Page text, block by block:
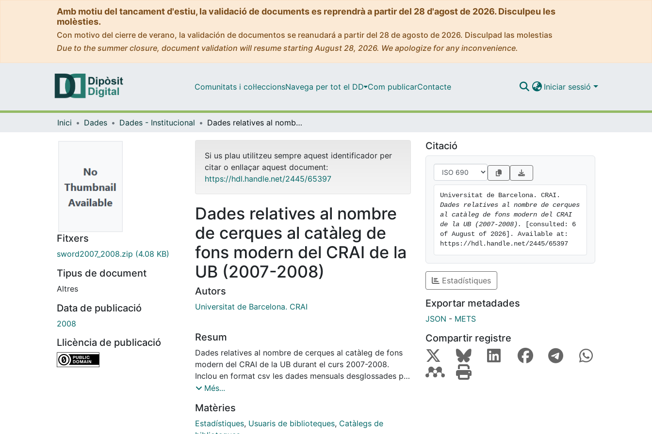
Amb motiu del tancament d'estiu, la validació de documents es reprendrà a partir del 28 d'agost de 2026. Disculpeu les
molèsties.
Con motivo del cierre de verano, la validación de documentos se reanudará a partir del 28 de agosto de 2026. Disculpad las molestias
Due to the summer closure, document validation will resume starting August 28, 2026. We apologize for any inconvenience.
Comunitats i col·leccionsNavega per tot el DD Com publicarContacte Iniciar sessió
Inici Dades Dades - Institucional Dades relatives al nombre de cerques al catàleg de fons modern del CRAI de la UB (2007-2008)
Fitxers
sword2007_2008.zip (4.08 KB)
Tipus de document
Altres
Data de publicació
2008
Llicència de publicació
Si us plau utilitzeu sempre aquest identificador per
citar o enllaçar aquest document:
https://hdl.handle.net/2445/65397
Dades relatives al nombre
de cerques al catàleg de
fons modern del CRAI de la
UB (2007-2008)
Autors
Universitat de Barcelona. CRAI
Resum
Dades relatives al nombre de cerques al catàleg de fons
modern del CRAI de la UB durant el curs 2007-2008.
Inclou en format csv les dades mensuals desglossades per
tipus de cerca i per la ubicació des d'on s'ha fet la
juliol i agost
Més...
Matèries
Estadístiques, Usuaris de biblioteques, Catàlegs de
Citació
Dades relatives al nombre de cerques
al catàleg de fons modern del CRAI
de la UB (2007-2008).
[consulted: 6
of August of 2026]. Available at:
https://hdl.handle.net/2445/65397
Estadístiques
Exportar metadades
JSON - METS
Compartir registre